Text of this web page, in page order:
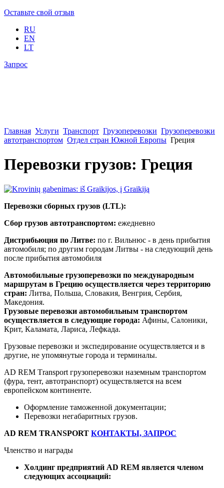
Оставьте свой отзыв
RU
EN
LT
Запрос
Главная Услуги Транспорт Грузоперевозки Грузоперевозки
автотранспортом Отдел стран Южной Европы Греция
Перевозки грузов: Греция
Перевозки сборных грузов (LTL):
Сбор грузов автотранспортом: ежедневно
Дистрибьюция по Литве: по г. Вильнюс - в день прибытия
автомобиля; по другим городам Литвы - на следующий день
после прибытия автомобиля
Автомобильные грузоперевозки по международным
маршрутам в Грецию осуществляется через территорию
стран: Литва, Польша, Словакия, Венгрия, Сербия,
Македония.
Грузовые перевозки автомобильным транспортом
осуществляется в следующие города: Афины, Салоники,
Крит, Каламата, Лариса, Лефкада.
Грузовые перевозки и экспедирование осуществляется и в
другие, не упомянутые города и терминалы.
AD REM Тransport грузоперевозки наземным транспортом
(фура, тент, автотранспорт) осуществляется на всем
европейском континенте.
Оформление таможенной документации;
Перевозки негабаритных грузов.
AD REM TRANSPORT КОНТАКТЫ, ЗАПРОС
Членство и награды
Холдинг предприятий AD REM является членом
следующих ассоциаций: